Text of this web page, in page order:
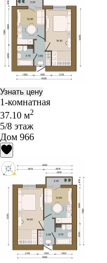
Узнать цену
1-комнатная
37.10 м2
5/8 этаж
Дом 966